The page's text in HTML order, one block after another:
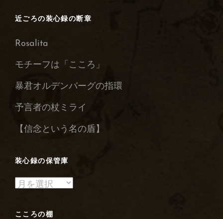
近ごろの装心録の断章
Rosalita
モチーフは「こころ」
暴君オルデンバーグの指環
予言者の杖ミライ
【信念という名の盾】
装心録の保管庫
装
録
こころの棚